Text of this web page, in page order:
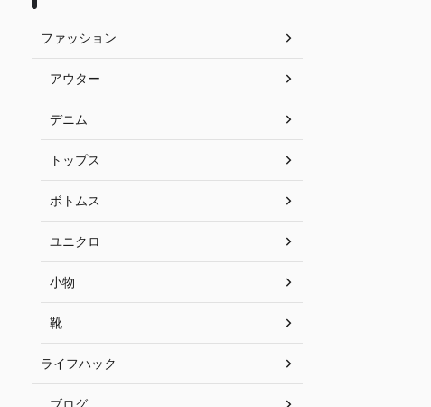
ファッション
アウター
デニム
トップス
ボトムス
ユニクロ
小物
靴
ライフハック
ブログ